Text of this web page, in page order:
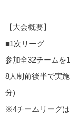
【大会概要】
■1次リーグ
参加全32チームを
8人制前後半で実
分)
※4チームリーグ